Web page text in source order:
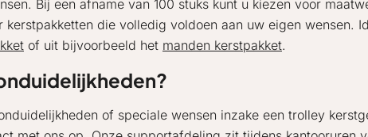
Bij een afname van 100 stuks kunt u kiezen voor
die volledig voldoen aan uw eigen wensen.
of uit bijvoorbeeld het manden kerstpakket.
of speciale wensen inzake een trolley